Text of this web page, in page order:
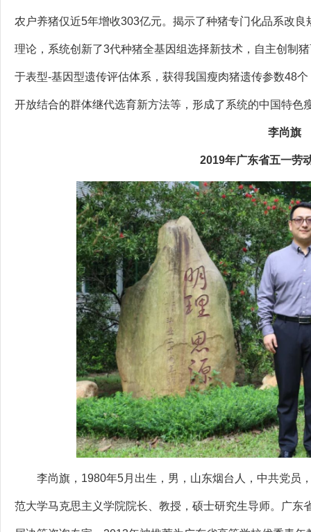
农户养猪仅近5年增收303亿元。揭示了种猪专门化品系改良
理论，系统创新了3代种猪全基因组选择新技术，自主创制
于表型-基因型遗传评估体系，获得我国瘦肉猪遗传参数48
开放结合的群体继代选育新方法等，形成了系统的中国特色
李尚旗
2019年广东省五一劳
李尚旗，1980年5月出生，男，山东烟台人，中共党员
范大学马克思主义学院院长、教授，硕士研究生导师。广